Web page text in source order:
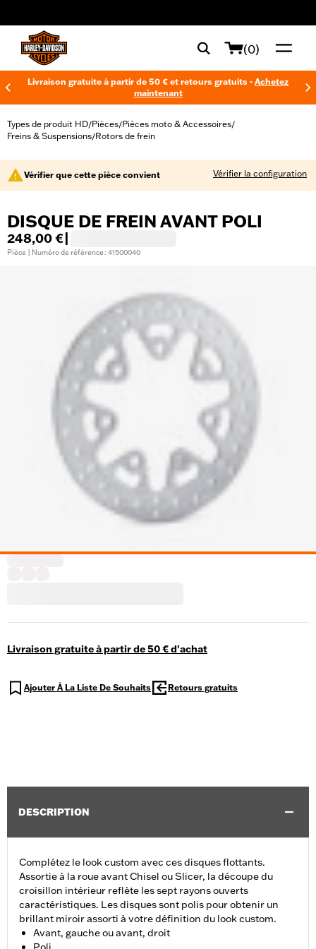
(0)
Livraison gratuite à partir de 50 € et retours gratuits - Achetez
maintenant
Types de produit HD/Pièces/Pièces moto & Accessoires/
Freins & Suspensions/Rotors de frein
Vérifier que cette pièce convient Vérifier la configuration
DISQUE DE FREIN AVANT POLI
248,00 €
Pièce | Numéro de référence : 41500040
Livraison gratuite à partir de 50 € d'achat
Ajouter À La Liste De Souhaits Retours gratuits
DESCRIPTION
Complétez le look custom avec ces disques flottants.
Assortie à la roue avant Chisel ou Slicer, la découpe du
croisillon intérieur reflète les sept rayons ouverts
caractéristiques. Les disques sont polis pour obtenir un
brillant miroir assorti à votre définition du look custom.
Avant, gauche ou avant, droit